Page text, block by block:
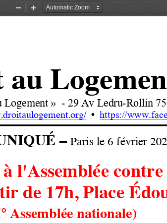
Zoom
Zoom
Logement » - 29 Av Ledru-Rollin
• https://
– Paris le 6 février
l'Assemblée
de 17h, Place
Assemblée nationale)